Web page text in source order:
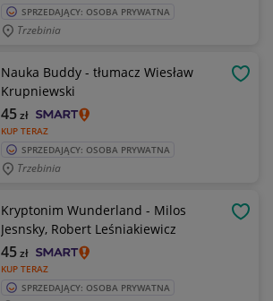
SPRZEDAJĄCY: OSOBA PRYWATNA
Trzebinia
Nauka Buddy - tłumacz Wiesław
Krupniewski
KUP TERAZ
45zł
SPRZEDAJĄCY: OSOBA PRYWATNA
Trzebinia
Kryptonim Wunderland - Milos
Jesnsky, Robert Leśniakiewicz
KUP TERAZ
45zł
SPRZEDAJĄCY: OSOBA PRYWATNA